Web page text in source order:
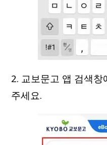
2. 교보문고 앱 검색
주세요.